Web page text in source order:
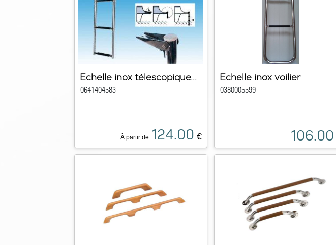
Echelle inox télescopique...
0641404583
À partir de 124.00 €
Echelle inox voilier
0380005599
106.00